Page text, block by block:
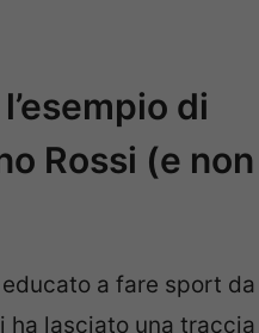
di
Rossi (e non
educato a fare sport da
ha lasciato una traccia